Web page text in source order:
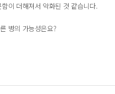
이 더해져서 악화된 것 같습니다.
병의 가능성은요?